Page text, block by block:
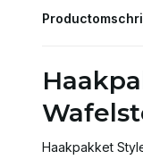
Haakpakket